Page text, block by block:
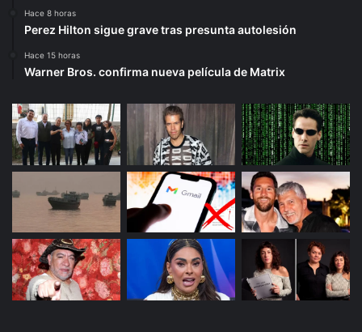
Hace 8 horas
Perez Hilton sigue grave tras presunta autolesión
Hace 15 horas
Warner Bros. confirma nueva película de Matrix